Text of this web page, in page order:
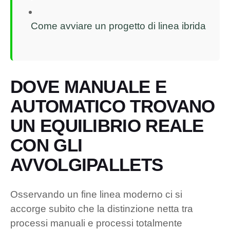
Come avviare un progetto di linea ibrida
DOVE MANUALE E
AUTOMATICO TROVANO
UN EQUILIBRIO REALE
CON GLI
AVVOLGIPALLETS
Osservando un fine linea moderno ci si
accorge subito che la distinzione netta tra
processi manuali e processi totalmente